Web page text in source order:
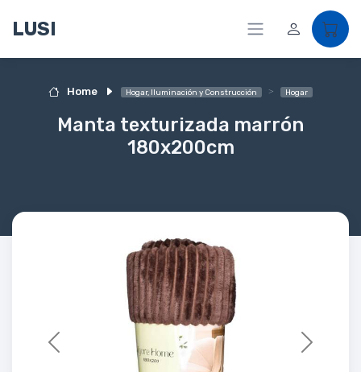
LUSI
Home Hogar, Iluminación y Construcción Hogar
Manta texturizada marrón
180x200cm
Previous Next